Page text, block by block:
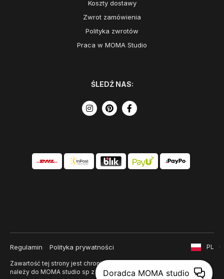
Koszty dostawy
Zwrot zamówienia
Polityka zwrotów
Praca w MOMA Studio
ŚLEDŹ NAS:
Regulamin Polityka prywatności
Zawartość tej strony jest chroniona prawem autorskim i
należy do MOMA studio sp z o. o.
PL
Doradca MOMA studio